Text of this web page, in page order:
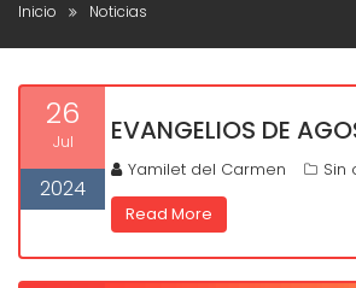
Inicio Noticias
26
Jul
2024
EVANGELIOS DE
Yamilet del Carmen
Sin
Read More